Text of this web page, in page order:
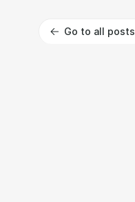
Go to all posts